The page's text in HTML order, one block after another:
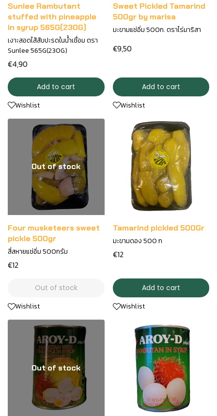
Sunlee Rambutant
stuffed with pineapple
in syrup 565G(230G)
เงาะสอดไส้สับปะรดในน้ำเชื่อม ตรา
Sunlee 565G(230G)
€4,90
Add to cart
Wishlist
Sweet Pickled Tamarind
500gr by marisa
มะขามแช่อิ่ม 500ก. ตราไร่มาริสา
€9,50
Add to cart
Wishlist
Out of stock
Four musketeers sweet
pickle 500gr
สี่สหายแช่อิ่ม 500กรัม
€12
Out of stock
Wishlist
Tamarind pickled 500Gr
มะขามดอง 500 ก
€12
Add to cart
Wishlist
Out of stock